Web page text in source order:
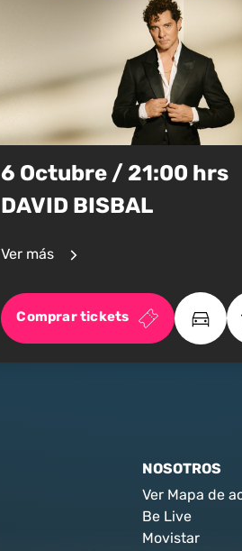
6 Octubre / 21:00 hrs
DAVID BISBAL
Ver más
Comprar tickets
NOSOTROS
Ver Mapa de
Be Live
Movistar